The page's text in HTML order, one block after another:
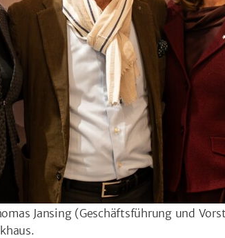
Jansing (Geschäftsführung und